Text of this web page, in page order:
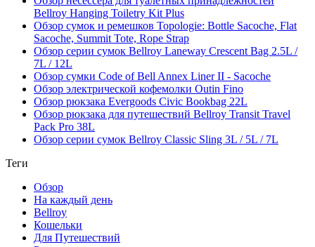
Bellroy Hanging Toiletry Kit Plus
Обзор сумок и ремешков Topologie: Bottle Sacoche, Flat
Sacoche, Summit Tote, Rope Strap
Обзор серии сумок Bellroy Laneway Crescent Bag 2.5L /
7L / 12L
Обзор сумки Code of Bell Annex Liner II - Sacoche
Обзор электрической кофемолки Outin Fino
Обзор рюкзака Evergoods Civic Bookbag 22L
Обзор рюкзака для путешествий Bellroy Transit Travel
Pack Pro 38L
Обзор серии сумок Bellroy Classic Sling 3L / 5L / 7L
Теги
Обзор
На каждый день
Bellroy
Кошельки
Для Путешествий